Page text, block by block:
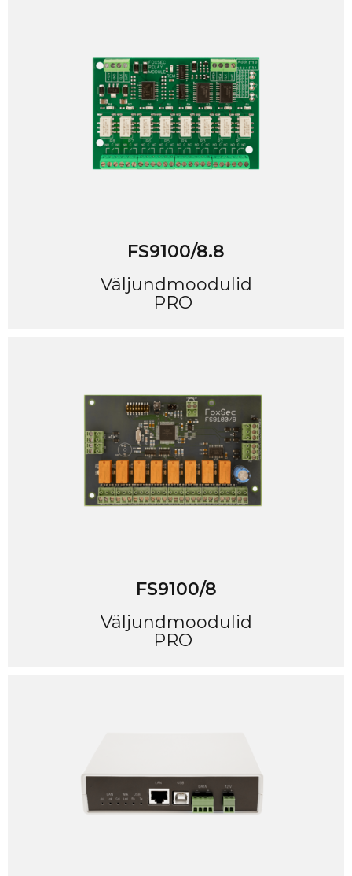
FS9100/8.8
Väljundmoodulid
PRO
FS9100/8
Väljundmoodulid
PRO